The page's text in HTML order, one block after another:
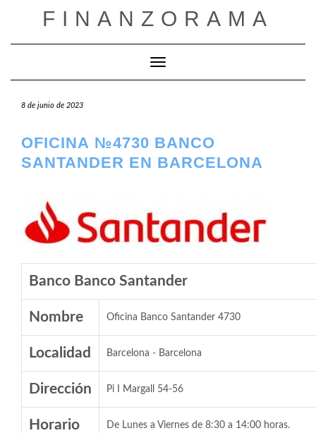
FINANZORAMA
Cambiar modo de navegación
8 de junio de 2023
OFICINA №4730 BANCO
SANTANDER EN BARCELONA
Banco Banco Santander
Nombre Oficina Banco Santander 4730
Localidad Barcelona - Barcelona
Dirección Pi I Margall 54-56
Horario De Lunes a Viernes de 8:30 a 14:00 horas.